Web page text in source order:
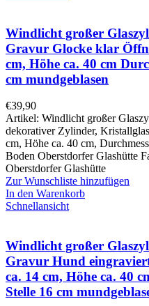
Windlicht großer
Gravur Glocke klar
cm, Höhe ca. 40 cm
cm mundgeblasen
€39,90
Artikel: Windlicht großer
dekorativer Zylinder,
cm, Höhe ca. 40 cm,
Boden Oberstdorfer Glashütte
Oberstdorfer Glashütte
Zur Wunschliste hinzufügen
In den Warenkorb
Schnellansicht
Windlicht großer
Gravur Hund
ca. 14 cm, Höhe ca. 40
Stelle 16 cm